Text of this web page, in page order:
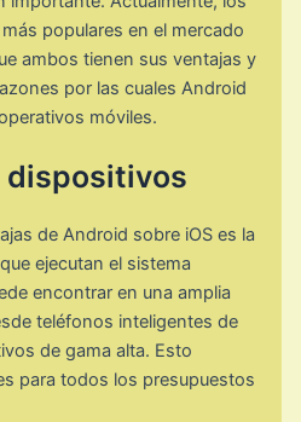
populares en el mercado
ambos tienen sus ventajas y
por las cuales Android
móviles.
dispositivos
de Android sobre iOS es la
ejecutan el sistema
encontrar en una amplia
teléfonos inteligentes de
de gama alta. Esto
para todos los presupuestos